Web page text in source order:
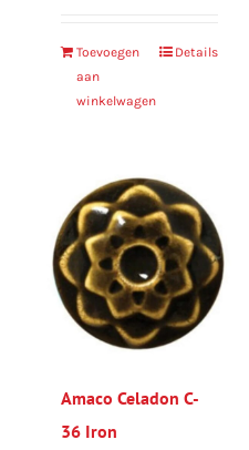
Toevoegen
aan
winkelwagen
Details
Amaco Celadon C-
36 Iron